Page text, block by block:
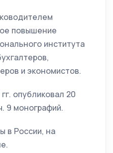
повышение
института
и экономистов.
опубликовал 20
9 монографий.
в России, на